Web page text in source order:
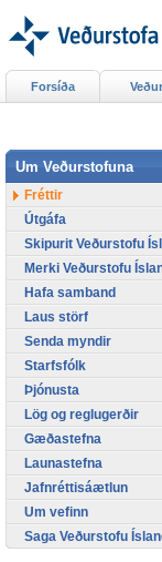
Forsíða Veður
Um Veðurstofuna
Fréttir
Útgáfa
Skipurit Veðurstofu
Merki Veðurstofu
Hafa samband
Laus störf
Senda myndir
Starfsfólk
Þjónusta
Lög og reglugerðir
Gæðastefna
Launastefna
Jafnréttisáætlun
Um vefinn
Saga Veðurstofu